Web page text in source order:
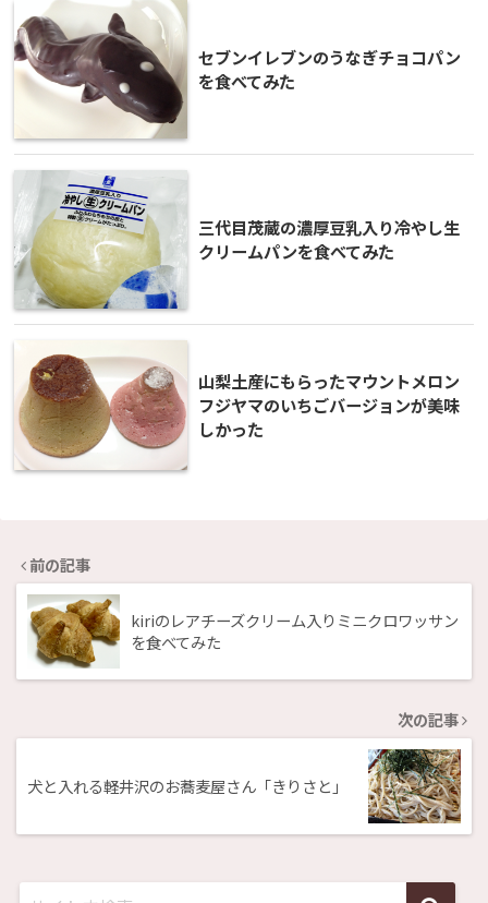
セブンイレブンのうなぎチョコパン
を食べてみた
三代目茂蔵の濃厚豆乳入り冷やし生
クリームパンを食べてみた
山梨土産にもらったマウントメロン
フジヤマのいちごバージョンが美味
しかった
前の記事
kiriのレアチーズクリーム入りミニクロワッサン
を食べてみた
次の記事
犬と入れる軽井沢のお蕎麦屋さん「きりさと」